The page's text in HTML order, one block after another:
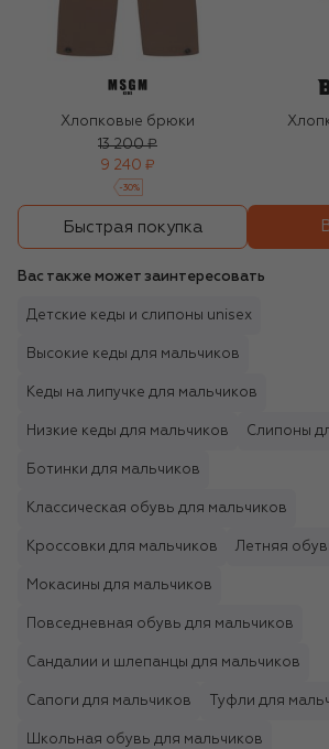
Хлопковые брюки
13 200 ₽
9 240 ₽
-30%
Быстрая покупка
Вас также может заинтересовать
Детские кеды и слипоны unisex
Высокие кеды для мальчиков
Кеды на липучке для мальчиков
Низкие кеды для мальчиков Слипоны
Ботинки для мальчиков
Классическая обувь для мальчиков
Кроссовки для мальчиков Летняя
Мокасины для мальчиков
Повседневная обувь для мальчиков
Сандалии и шлепанцы для мальчиков
Сапоги для мальчиков Туфли для
Школьная обувь для мальчиков